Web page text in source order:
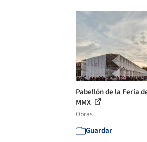
Pabellón de la Feria
MMX
Obras
Guardar